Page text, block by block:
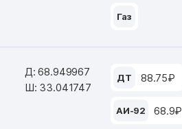
Газ
Д: 68.949967
Ш: 33.041747
ДТ 88.75₽
АИ-92 68.9₽